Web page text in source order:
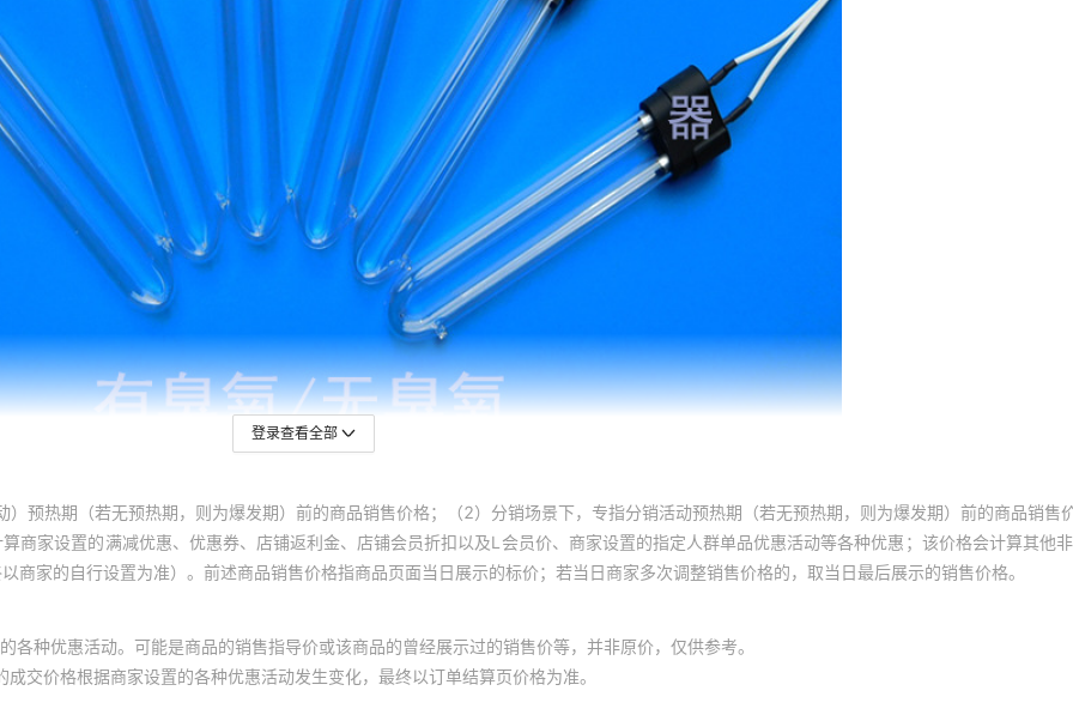
登录查看全部
预热期（若无预热期，则为爆发期）前的商品销售价格；（2）分销场景下，专指分销活动预热期（若无预热期，则为爆发期）前的商品销售
商家设置的满减优惠、优惠券、店铺返利金、店铺会员折扣以及L会员价、商家设置的指定人群单品优惠活动等各种优惠；该价格会计算其他
家的自行设置为准）。前述商品销售价格指商品页面当日展示的标价；若当日商家多次调整销售价格的，取当日最后展示的销售价格。
种优惠活动。可能是商品的销售指导价或该商品的曾经展示过的销售价等，并非原价，仅供参考。
交价格根据商家设置的各种优惠活动发生变化，最终以订单结算页价格为准。